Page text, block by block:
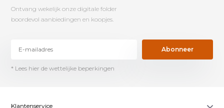
Ontvang wekelijk onze digitale folder
boordevol aanbiedingen en koopjes.
Abonneer
* Lees hier de wettelijke beperkingen
Klantenservice